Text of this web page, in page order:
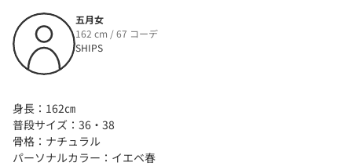
五月女
162 cm / 67 コーデ
SHIPS
身長：162㎝
普段サイズ：36・38
骨格：ナチュラル
パーソナルカラー：イエベ春